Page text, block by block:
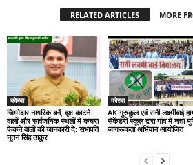
RELATED ARTICLES MORE
कोरबा
जिम्मेदार नागरिक बनें, वृक्ष काटने
वालों और सार्वजनिक स्थलों में कचरा
फेंकने वालों की जानकारी दें: सभापति
नूतन सिंह ठाकुर
कोरबा
AK गुरुकुल एवं रानी लक्ष्मीबाई
सेकेंडरी स्कूल द्वारा गांव में नशा
जागरूकता अभियान आयोजित